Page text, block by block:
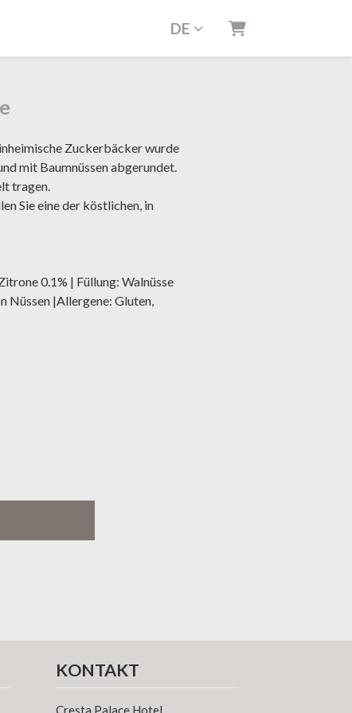
DE
Warenkorb
Zuckerbäcker wurde
mit Baumnüssen abgerundet.
tragen.
Sie eine der köstlichen, in
0.1% | Füllung: Walnüsse
Nüssen |Allergene: Gluten,
KONTAKT
Cresta Palace Hotel